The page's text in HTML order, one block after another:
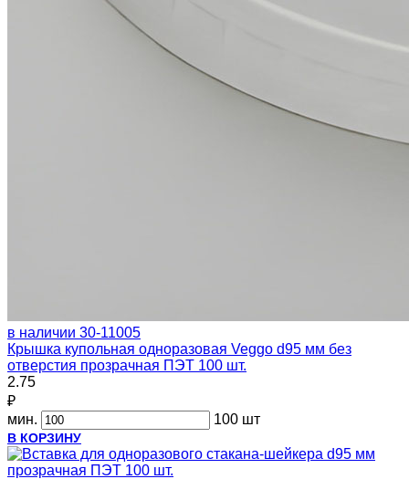
в наличии 30-11005
Крышка купольная одноразовая Veggo d95 мм без
отверстия прозрачная ПЭТ 100 шт.
2.75
₽
мин.
100 шт
В КОРЗИНУ